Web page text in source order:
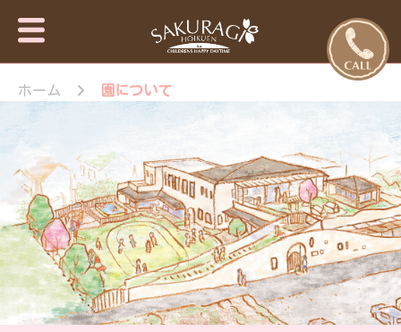
保育園・東
京日の出
町・あきる
らぎ保育
園】
設のご案内 · 保
案内 · 未就園児
教室 · 園のいち
日 · 年間行事 ·
さくらぎ保育園
だより · さくら
ぎ保育園 。子
ども達はもちろ
ん私達大人も認
められ、認め合
ホーム 園について